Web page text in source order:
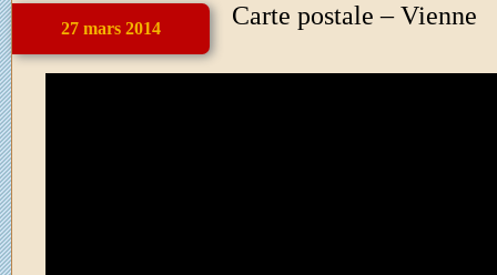
27 mars 2014 Carte postale – Vienne